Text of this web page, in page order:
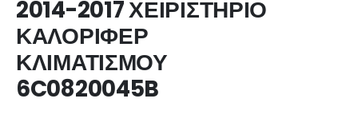
2014-2017 ΧΕΙΡΙΣΤΗΡΙΟ
ΚΑΛΟΡΙΦΕΡ
ΚΛΙΜΑΤΙΣΜΟΥ
6C0820045B